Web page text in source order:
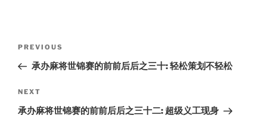
navigation
Previous
Post
PREVIOUS
承办麻将世锦赛的前前后后之三十: 轻松策划不轻松
Next
Post
NEXT
承办麻将世锦赛的前前后后之三十二: 超级义工现身